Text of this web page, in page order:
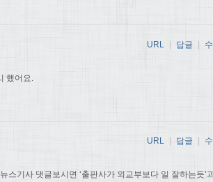
했어요.
URL | 답글 |
스기사 댓글보시면 ‘출판사가 외교부보다 일 잘하는듯’
URL 답글